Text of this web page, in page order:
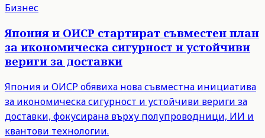
Бизнес
Япония и ОИСР стартират съвместен план
за икономическа сигурност и устойчиви
вериги за доставки
Япония и ОИСР обявиха нова съвместна инициатива
за икономическа сигурност и устойчиви вериги за
доставки, фокусирана върху полупроводници, ИИ и
квантови технологии.